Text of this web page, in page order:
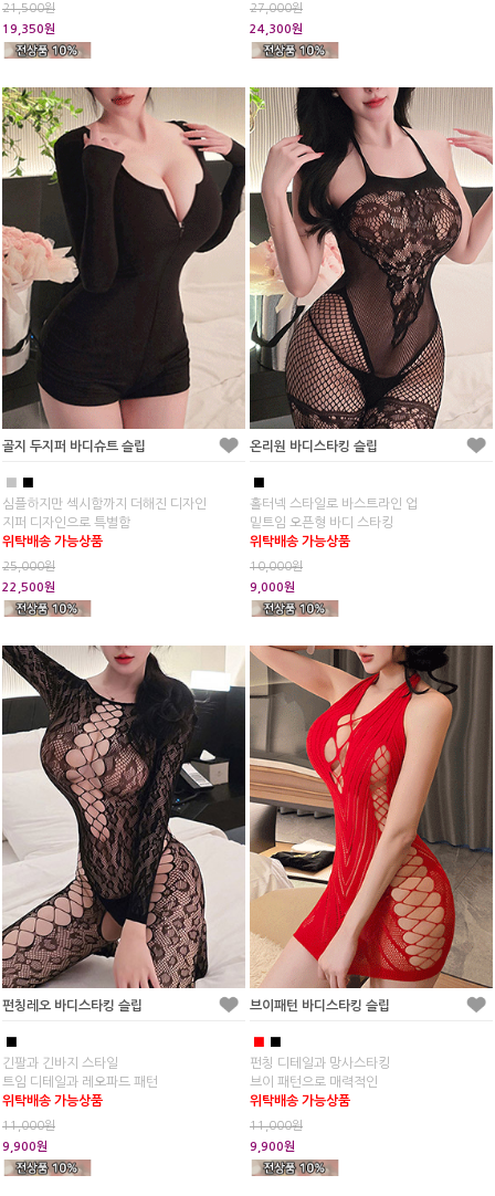
21,500원
19,350원
27,000원
24,300원
골지 두지퍼 바디슈트 슬립
■
심플하지만 섹시함까지 더해진 디자인
지퍼 디자인으로 특별함
위탁배송 가능상품
25,000원
22,500원
온리원 바디스타킹 슬립
■
홀터넥 스타일로 바스트라인 업
밑트임 오픈형 바디 스타킹
위탁배송 가능상품
10,000원
9,000원
펀칭레오 바디스타킹 슬립
■
긴팔과 긴바지 스타일
트임 디테일과 레오파드 패턴
위탁배송 가능상품
11,000원
9,900원
브이패턴 바디스타킹 슬립
■ ■
펀칭 디테일과 망사스타킹
브이 패턴으로 매력적인
위탁배송 가능상품
11,000원
9,900원